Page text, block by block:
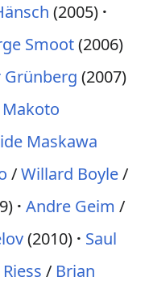
(2005)
Smoot(2006)
Grünberg (2007)
Makoto
Maskawa
/Willard Boyle/
Andre Geim /
(2010)
Saul
/ Brian